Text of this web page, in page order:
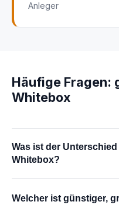
Anleger
Häufige Fragen:
Whitebox
Was ist der
Whitebox?
Welcher ist günstiger,